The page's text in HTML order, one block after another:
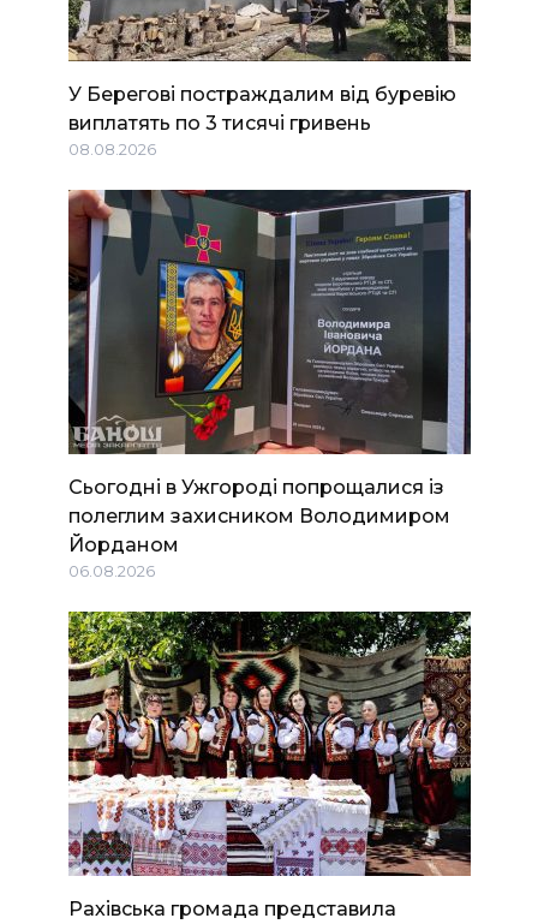
У Берегові постраждалим від буревію
виплатять по 3 тисячі гривень
08.08.2026
Сьогодні в Ужгороді попрощалися із
полеглим захисником Володимиром
Йорданом
06.08.2026
Рахівська громада представила